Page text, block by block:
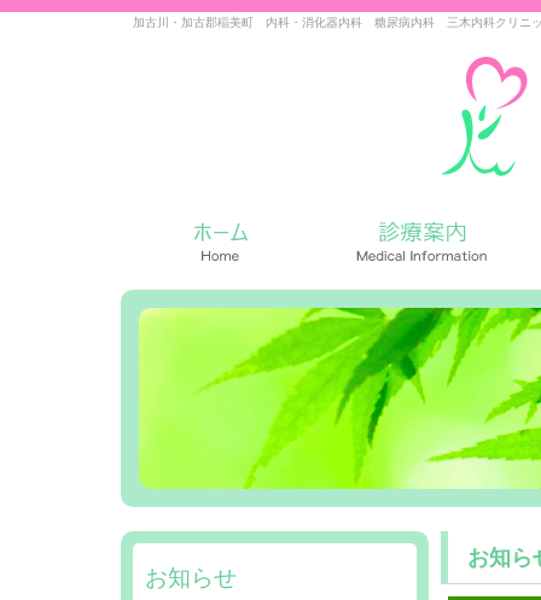
加古川・加古郡稲美町 内科・消化器内科 糖尿病内科 三木内科クリニ
お知らせ
お知ら